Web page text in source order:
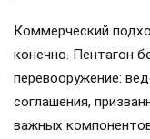
Коммерческий
конечно. Пентагон
перевооружение:
соглашения,
важных